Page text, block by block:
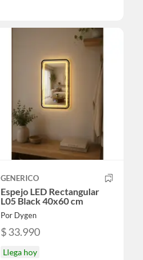
GENERICO
Espejo LED Rectangular
L05 Black 40x60 cm
Por Dygen
$ 33.990
Llega hoy